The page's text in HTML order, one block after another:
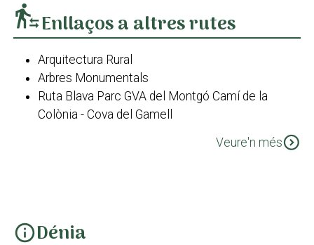
transfer_within_a_stationEnllaços a altres rutes
Arquitectura Rural
Arbres Monumentals
Ruta Blava Parc GVA del Montgó Camí de la
Colònia - Cova del Gamell
Ruta Groga Parc GVA del Montgó Cova de l'Aigua -
Gorgos a Parcent
Veure'n mésexpand_circle_down
infoDénia